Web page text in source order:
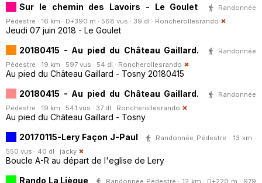
Sur le chemin des Lavoirs - Le Goulet
Randonnée
Pédestre · 16 km · D+390 m · 568 vus · 39 dl · Roncherollesrando
Jeudi 07 juin 2018 - Le Goulet
20180415 - Au pied du Château Gaillard.
Randonnée
Pédestre · 19 km · 597 vus · 54 dl · Roncherollesrando
Au pied du Château Gaillard - Tosny 20180415
20180415 - Au pied du Château Gaillard.
Randonnée
Pédestre · 19 km · 541 vus · 37 dl · Roncherollesrando
Au pied du Château Gaillard - Tosny
20170115-Lery Façon J-Paul
Randonnée Pédestre · 13 km ·
550 vus · 40 dl · jacky
Boucle A-R au départ de l'eglise de Lery
Rando La Liègue
Randonnée Pédestre · 12 km · D+220 m · 979